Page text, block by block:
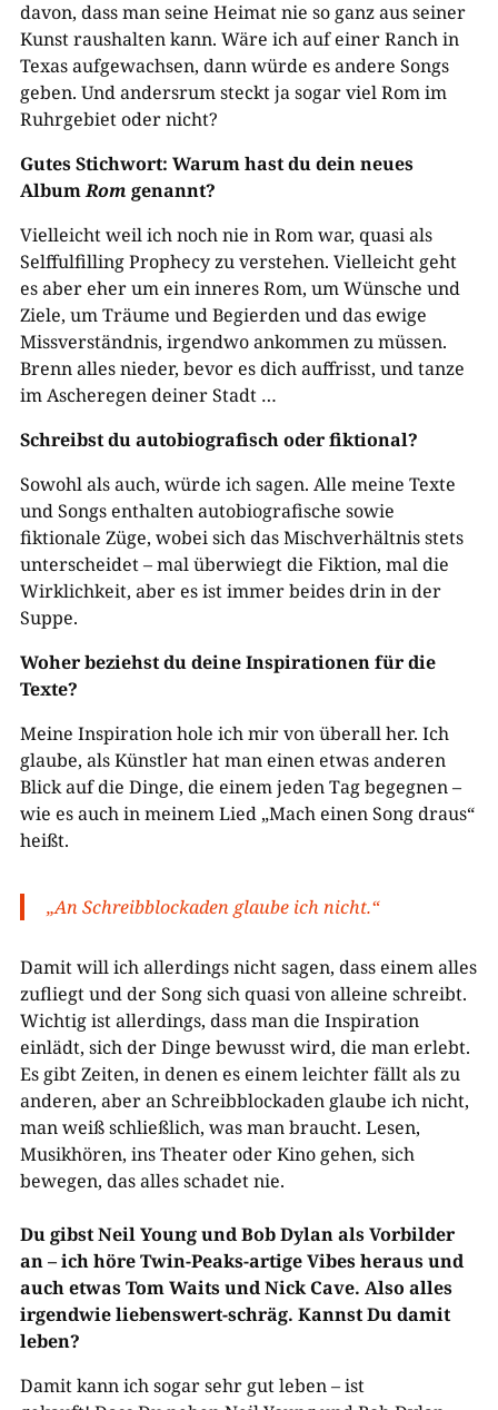
davon, dass man seine Heimat nie so ganz aus seiner
Kunst raushalten kann. Wäre ich auf einer Ranch in
Texas aufgewachsen, dann würde es andere Songs
geben. Und andersrum steckt ja sogar viel Rom im
Ruhrgebiet oder nicht?
Gutes Stichwort: Warum hast du dein neues
AlbumRom genannt?
Vielleicht weil ich noch nie in Rom war, quasi als
Selffulfilling Prophecy zu verstehen. Vielleicht geht
es aber eher um ein inneres Rom, um Wünsche und
Ziele, um Träume und Begierden und das ewige
Missverständnis, irgendwo ankommen zu müssen.
Brenn alles nieder, bevor es dich auffrisst, und tanze
im Ascheregen deiner Stadt …
Schreibst du autobiografisch oder fiktional?
Sowohl als auch, würde ich sagen. Alle meine Texte
und Songs enthalten autobiografische sowie
fiktionale Züge, wobei sich das Mischverhältnis stets
unterscheidet – mal überwiegt die Fiktion, mal die
Wirklichkeit, aber es ist immer beides drin in der
Suppe.
Woher beziehst du deine Inspirationen für die
Texte?
Meine Inspiration hole ich mir von überall her. Ich
glaube, als Künstler hat man einen etwas anderen
Blick auf die Dinge, die einem jeden Tag begegnen –
wie es auch in meinem Lied „Mach einen Song draus“
heißt.
„An Schreibblockaden glaube ich nicht.“
Damit will ich allerdings nicht sagen, dass einem alles
zufliegt und der Song sich quasi von alleine schreibt.
Wichtig ist allerdings, dass man die Inspiration
einlädt, sich der Dinge bewusst wird, die man erlebt.
Es gibt Zeiten, in denen es einem leichter fällt als zu
anderen, aber an Schreibblockaden glaube ich nicht,
man weiß schließlich, was man braucht. Lesen,
Musikhören, ins Theater oder Kino gehen, sich
bewegen, das alles schadet nie.
Du gibst Neil Young und Bob Dylan als Vorbilder
an – ich höre Twin-Peaks-artige Vibes heraus und
auch etwas Tom Waits und Nick Cave. Also alles
irgendwie liebenswert-schräg. Kannst Du damit
leben?
Damit kann ich sogar sehr gut leben – ist